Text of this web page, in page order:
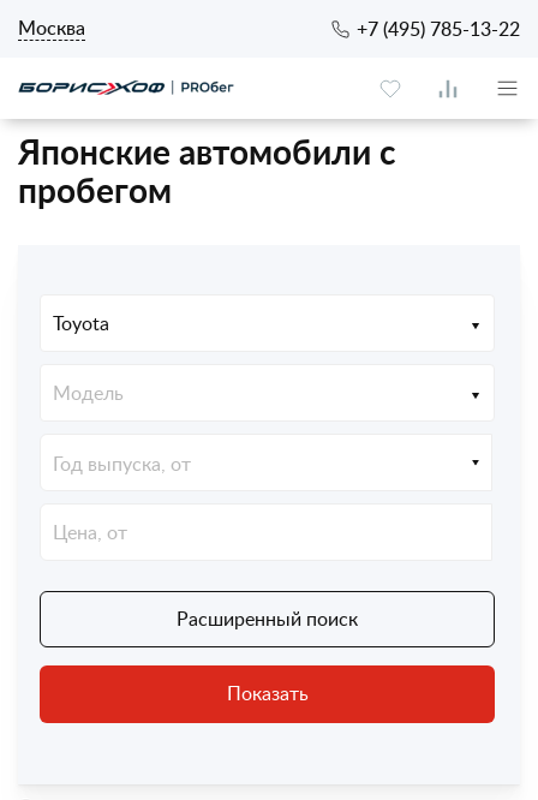
Москва +7 (495) 785-13-22
Японские автомобили с
пробегом
Toyota
Модель
Год выпуска, от
Расширенный поиск
Показать